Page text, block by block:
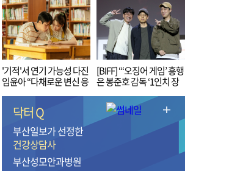
'기적'서 연기 가능성 다진
임윤아 “다채로운 변신 응
[BIFF] “‘오징어 게임’ 흥행
은 봉준호 감독 ‘1인치 장
닥터 Q
부산일보가 선정한
건강상담사
부산성모안과병원